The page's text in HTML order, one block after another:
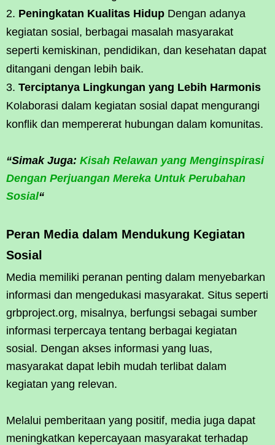
Peningkatan Kualitas Hidup Dengan adanya
kegiatan sosial, berbagai masalah masyarakat
seperti kemiskinan, pendidikan, dan kesehatan dapat
ditangani dengan lebih baik.
Terciptanya Lingkungan yang Lebih Harmonis
Kolaborasi dalam kegiatan sosial dapat mengurangi
konflik dan mempererat hubungan dalam komunitas.
“Simak Juga: Kisah Relawan yang Menginspirasi
Dengan Perjuangan Mereka Untuk Perubahan
Sosial“
Peran Media dalam Mendukung Kegiatan
Sosial
Media memiliki peranan penting dalam menyebarkan
informasi dan mengedukasi masyarakat. Situs seperti
grbproject.org, misalnya, berfungsi sebagai sumber
informasi terpercaya tentang berbagai kegiatan
sosial. Dengan akses informasi yang luas,
masyarakat dapat lebih mudah terlibat dalam
kegiatan yang relevan.
Melalui pemberitaan yang positif, media juga dapat
meningkatkan kepercayaan masyarakat terhadap